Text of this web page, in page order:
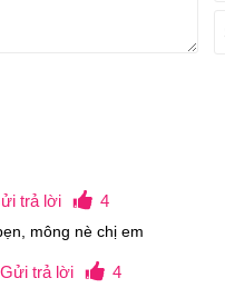
trả lời 4
mông nè chị em
Gửi trả lời 4